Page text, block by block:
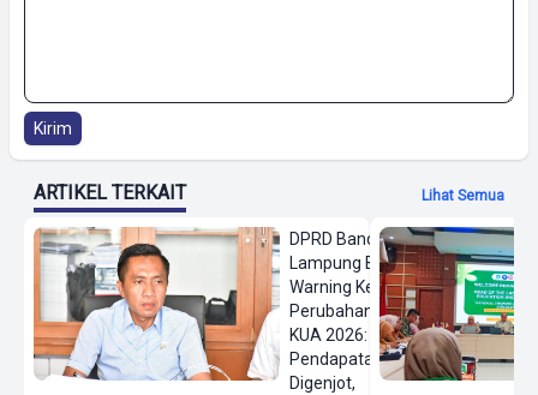
Kirim
ARTIKEL TERKAIT Lihat Semua
DPRD Bandar
Lampung Beri
Warning Keras
Perubahan
KUA 2026:
Pendapatan
Digenjot,